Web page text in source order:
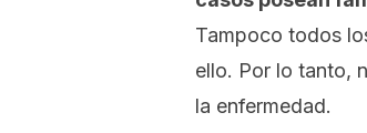
Tampoco todos
ello. Por lo tanto,
la enfermedad.